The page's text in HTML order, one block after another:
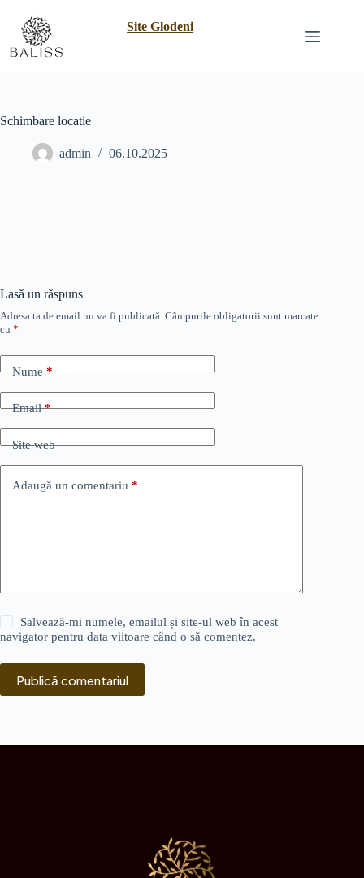
Site Glodeni
Schimbare locatie
admin 06.10.2025
Lasă un răspuns
Adresa ta de email nu va fi publicată. Câmpurile obligatorii sunt marcate
cu *
Nume*
Email*
Site web
Adaugă un comentariu *
Salvează-mi numele, emailul și site-ul web în acest
navigator pentru data viitoare când o să comentez.
Publică comentariul